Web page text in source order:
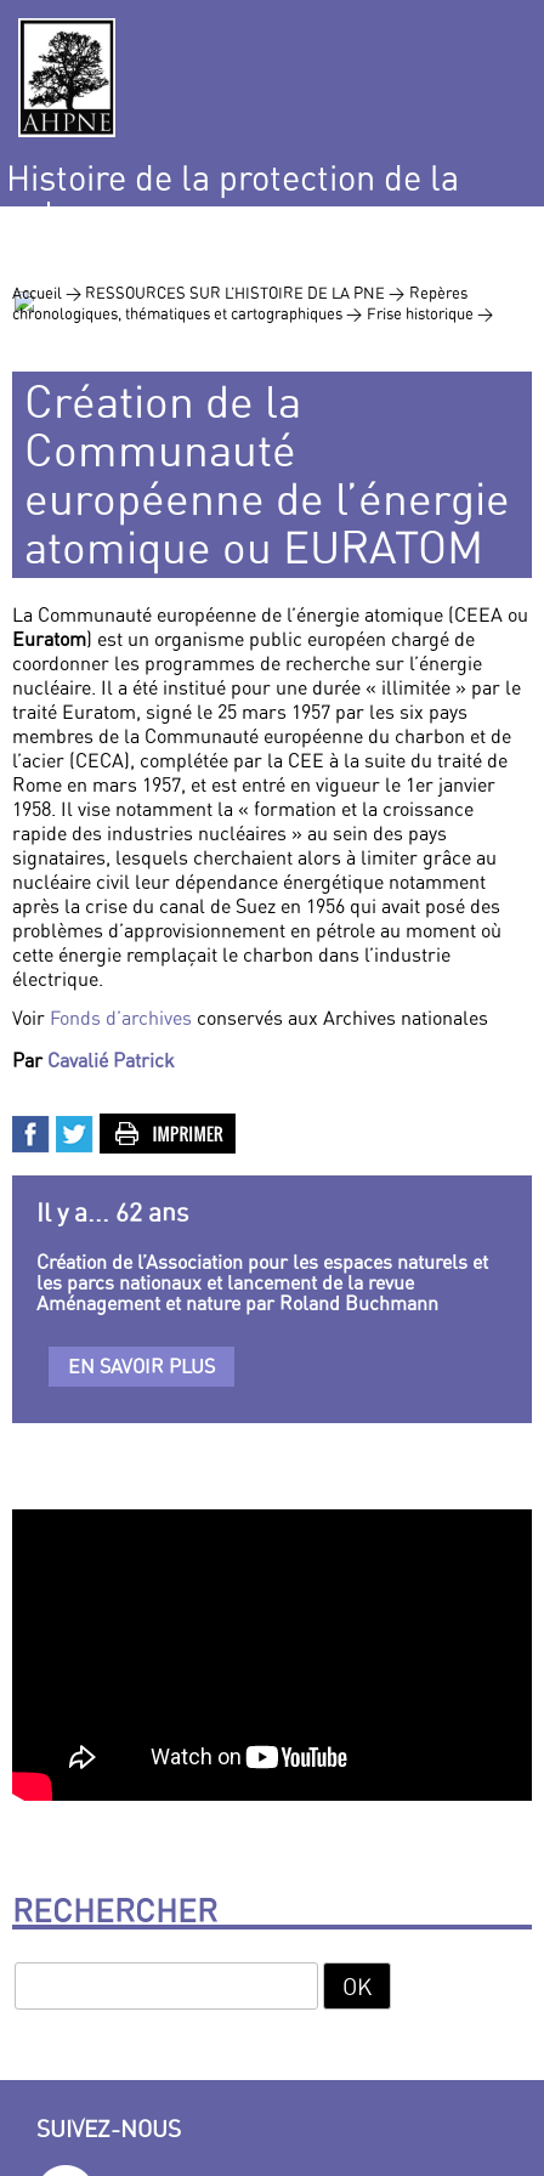
Histoire de la protection de la
nature
Accueil > RESSOURCES SUR L’HISTOIRE DE LA PNE > Repères
chronologiques, thématiques et cartographiques > Frise historique >
Création de la
Communauté
européenne de l’énergie
atomique ou EURATOM
La Communauté européenne de l’énergie atomique (CEEA ou
Euratom) est un organisme public européen chargé de
coordonner les programmes de recherche sur l’énergie
nucléaire. Il a été institué pour une durée « illimitée » par le
traité Euratom, signé le 25 mars 1957 par les six pays
membres de la Communauté européenne du charbon et de
l’acier (CECA), complétée par la CEE à la suite du traité de
Rome en mars 1957, et est entré en vigueur le 1er janvier
1958. Il vise notamment la « formation et la croissance
rapide des industries nucléaires » au sein des pays
signataires, lesquels cherchaient alors à limiter grâce au
nucléaire civil leur dépendance énergétique notamment
après la crise du canal de Suez en 1956 qui avait posé des
problèmes d’approvisionnement en pétrole au moment où
cette énergie remplaçait le charbon dans l’industrie
électrique.
Voir Fonds d’archives conservés aux Archives nationales
Par Cavalié Patrick
Il y a... 62 ans
Création de l’Association pour les espaces naturels et
les parcs nationaux et lancement de la revue
Aménagement et nature par Roland Buchmann
EN SAVOIR PLUS
RECHERCHER
SUIVEZ-NOUS